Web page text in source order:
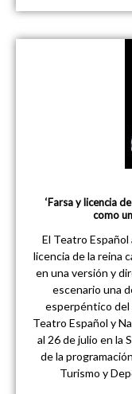
‘Farsa y licencia
como
El Teatro Español
licencia de la reina
en una versión y
escenario una
esperpéntico del
Teatro Español y
al 26 de julio en la
de la
Turismo y